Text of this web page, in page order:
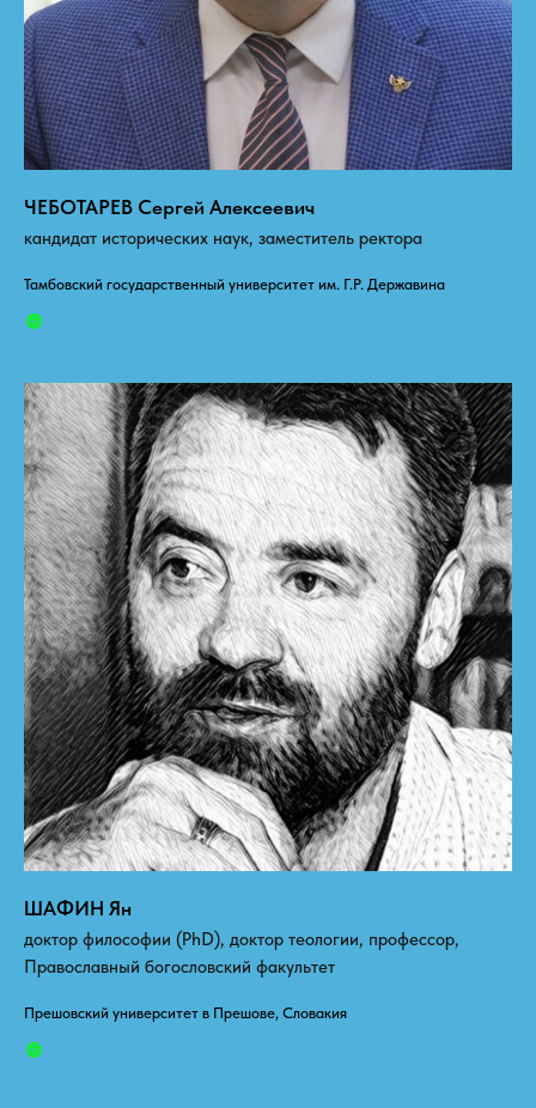
ЧЕБОТАРЕВ Сергей Алексеевич
кандидат исторических наук, заместитель ректора
Тамбовский государственный университет им. Г.Р. Державина
ШАФИН Ян
доктор философии (PhD), доктор теологии, профессор,
Православный богословский факультет
Прешовский университет в Прешове, Словакия